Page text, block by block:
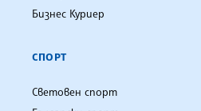
Бизнес Куриер
СПОРТ
Световен спорт